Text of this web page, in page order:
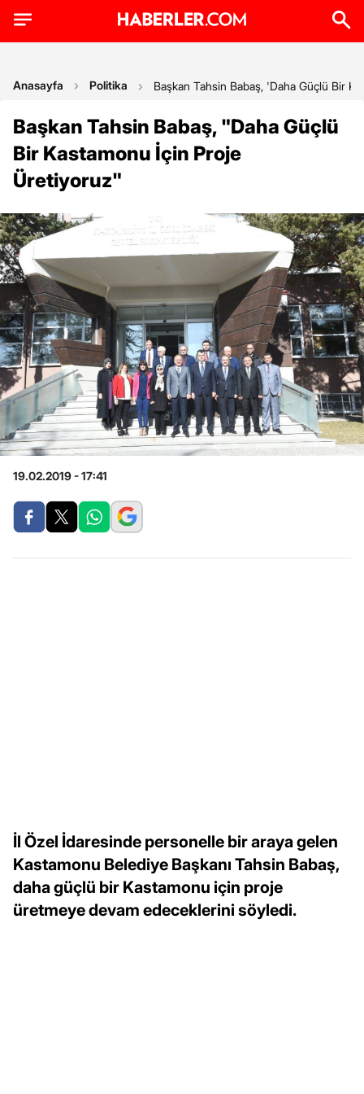
Anasayfa Politika Başkan Tahsin Babaş, 'Daha Güçlü Bir
Başkan Tahsin Babaş, "Daha Güçlü
Bir Kastamonu İçin Proje
Üretiyoruz"
19.02.2019 - 17:41
İl Özel İdaresinde personelle bir araya gelen
Kastamonu Belediye Başkanı Tahsin Babaş,
daha güçlü bir Kastamonu için proje
üretmeye devam edeceklerini söyledi.